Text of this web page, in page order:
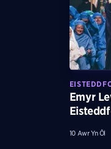
Emyr
10 Awr Yn Ôl